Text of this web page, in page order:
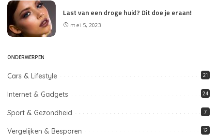
Last van een droge huid? Dit doe je eraan!
mei 5, 2023
ONDERWERPEN
Cars & Lifestyle 21
Internet & Gadgets 24
Sport & Gezondheid 7
Vergelijken & Besparen 12